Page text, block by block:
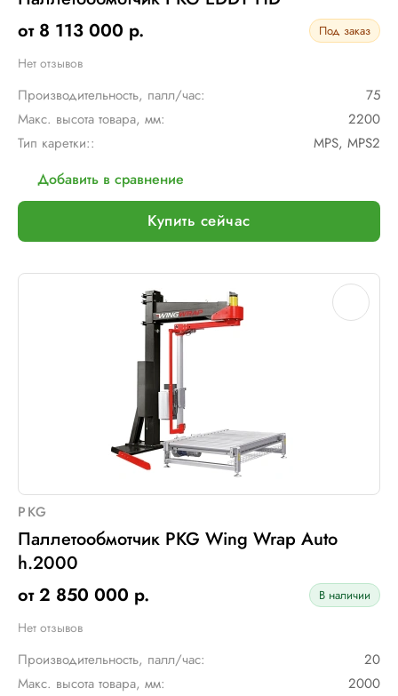
от 8 113 000 р.
Под заказ
Нет отзывов
Производительность, палл/час:
75
Макс. высота товара, мм:
2200
Тип каретки::
MPS, MPS2
Добавить в сравнение
Купить сейчас
PKG
Паллетообмотчик PKG Wing Wrap Auto
h.2000
от 2 850 000 р.
В наличии
Нет отзывов
Производительность, палл/час:
20
Макс. высота товара, мм:
2000